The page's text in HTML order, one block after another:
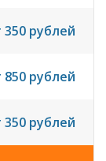
350 рублей
850 рублей
350 рублей